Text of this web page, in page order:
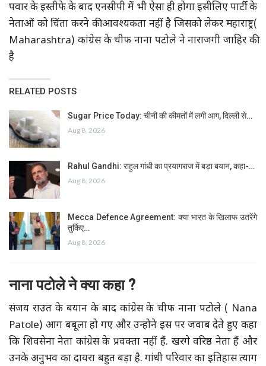
पवार के इस्तीफे के बाद एनसीपी में भी ऐसा ही होगा इसीलिए पार्टी के
नेताओं को चिंता करने की आवश्यकता नहीं है जिसको लेकर महाराष्ट्र(
Maharashtra) कांग्रेस के चीफ नाना पटोले ने नाराजगी जाहिर की
है
RELATED POSTS
Sugar Price Today: चीनी की कीमतों में लगी आग, दिल्ली से…
Aug 8, 2026
Rahul Gandhi: राहुल गांधी का प्रयागराज में बड़ा बयान, कहा-…
Aug 8, 2026
Mecca Defence Agreement: क्या भारत के खिलाफ उतरेंगे
तुर्किए…
Aug 8, 2026
नाना पटोले ने क्या कहा ?
संजय राउत के बयान के बाद कांग्रेस के चीफ नाना पटोले ( Nana
Patole) आग बबूला हो गए और उन्होने इस पर जवाब देते हुए कहा
कि शिवसेना नेता कांग्रेस के प्रवक्ता नहीं हैं. खरगे वरिष्ठ नेता हैं और
उनके अनुभव का दायरा बहुत बड़ा है. गांधी परिवार का इतिहास त्याग